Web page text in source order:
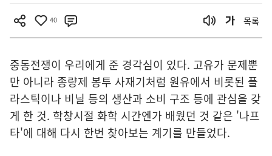
40 목록
중동전쟁이 우리에게 준 경각심이 있다. 고유가 문제뿐
만 아니라 종량제 봉투 사재기처럼 원유에서 비롯된 플
라스틱이나 비닐 등의 생산과 소비 구조 등에 관심을 갖
게 한 것. 학창시절 화학 시간엔가 배웠던 것 같은 '나프
타'에 대해 다시 한번 찾아보는 계기를 만들었다.